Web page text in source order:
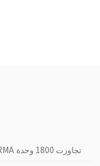
المبيعات التراكمية من 10THERMA تجاوزت 1800 وحدة